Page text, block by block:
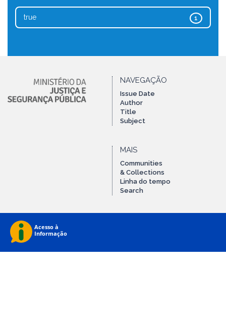
1
true
NAVEGAÇÃO
Issue Date
Author
Title
Subject
MAIS
Communities
& Collections
Linha do tempo
Search